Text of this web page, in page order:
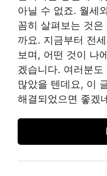
아닐 수 없죠. 월세
꼼히 살펴보는 것
까요. 지금부터 전
보며, 어떤 것이 나
겠습니다. 여러분
많았을 텐데요, 이
해결되었으면 좋겠